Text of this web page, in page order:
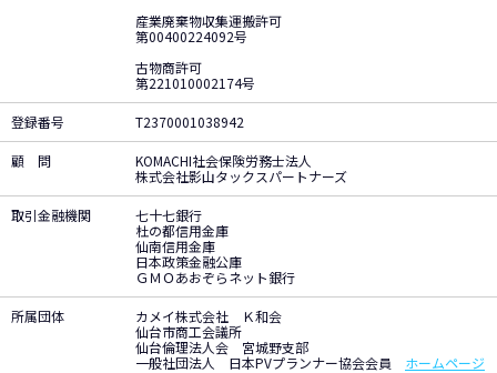
産業廃棄物収集運搬許可
第00400224092号
古物商許可
第221010002174号
登録番号 T2370001038942
顧 問
KOMACHI社会保険労務士法人
株式会社影山タックスパートナーズ
取引金融機関
七十七銀行
杜の都信用金庫
仙南信用金庫
日本政策金融公庫
ＧＭＯあおぞらネット銀行
所属団体
カメイ株式会社 Ｋ和会
仙台市商工会議所
仙台倫理法人会 宮城野支部
一般社団法人 日本PVプランナー協会会員 ホームページ